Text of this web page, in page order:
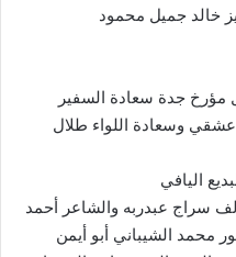
خالد جميل محمود
مؤرخ جدة سعادة السفير
وسعادة اللواء طلال
اليافي
سراج عبدربه والشاعر أحمد
محمد الشيباني أبو أيمن